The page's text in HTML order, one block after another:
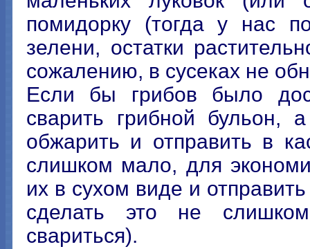
помидорку (тогда у нас
зелени, остатки
сожалению, в сусеках не
Если бы грибов было
сварить грибной бульон,
обжарить и отправить в
слишком мало, для
их в сухом виде и
сделать это не
свариться).